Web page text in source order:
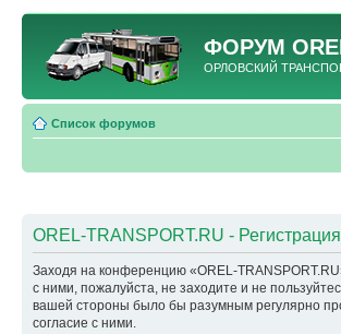
ФОРУМ
ОРЛОВСКИЙ ТРАНСПОРТ
Список форумов
OREL-TRANSPORT.RU - Регистрация
Заходя на конференцию «OREL-
с ними, пожалуйста, не заходите и не
вашей стороны было бы разумным регулярно
согласие с ними.